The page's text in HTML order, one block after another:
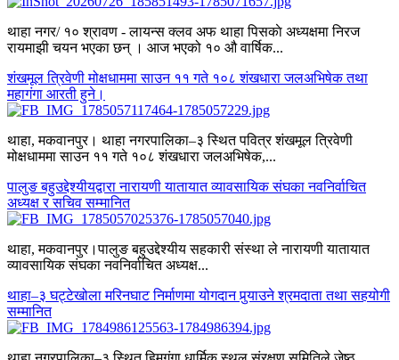
थाहा नगर/ १० श्रावण - लायन्स क्लव अफ थाहा पिसकाे अध्यक्षमा निरज
रायमाझी चयन भएका छन् । आज भएको १० औ वार्षिक...
शंखमूल त्रिवेणी मोक्षधाममा साउन ११ गते १०८ शंखधारा जलअभिषेक तथा
महागंगा आरती हुने।
थाहा, मकवानपुर। थाहा नगरपालिका–३ स्थित पवित्र शंखमूल त्रिवेणी
मोक्षधाममा साउन ११ गते १०८ शंखधारा जलअभिषेक,...
पालुङ बहुउद्देश्यीयद्वारा नारायणी यातायात व्यावसायिक संघका नवनिर्वाचित
अध्यक्ष र सचिव सम्मानित
थाहा, मकवानपुर।पालुङ बहुउद्देश्यीय सहकारी संस्था ले नारायणी यातायात
व्यावसायिक संघका नवनिर्वाचित अध्यक्ष...
थाहा–३ घट्टेखोला मरिनघाट निर्माणमा योगदान पुर्‍याउने श्रमदाता तथा सहयोगी
सम्मानित